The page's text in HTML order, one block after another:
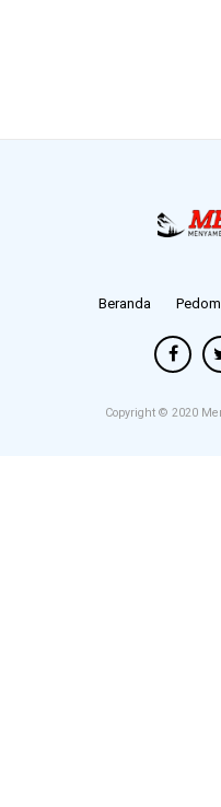
Beranda
Copyright © 2020